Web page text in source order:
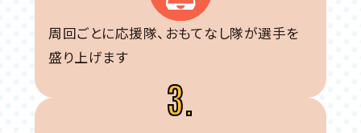
周回ごとに応援隊、おもてなし隊が選手を
盛り上げます
3.